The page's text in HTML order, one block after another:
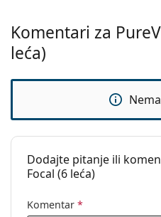
Materijal:
Sadržaj vode:
Propusnost
112 Dk/t
UV filtar:
Ne
hidrogelne:
Upotreba
Rok trajanja:
Komentari za
leća)
Dodajte pitanje ili
Focal (6 leća)
Komentar *